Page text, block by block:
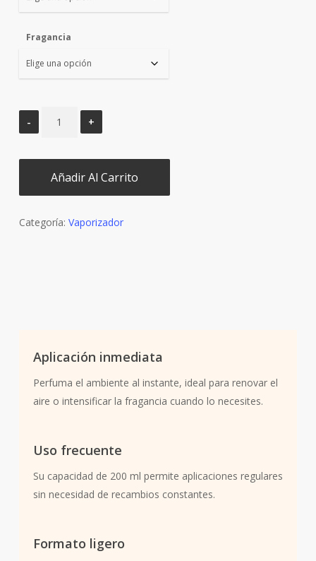
Fragancia
Añadir Al Carrito
Categoría: Vaporizador
Aplicación inmediata
Perfuma el ambiente al instante, ideal para renovar el
aire o intensificar la fragancia cuando lo necesites.
Uso frecuente
Su capacidad de 200 ml permite aplicaciones regulares
sin necesidad de recambios constantes.
Formato ligero